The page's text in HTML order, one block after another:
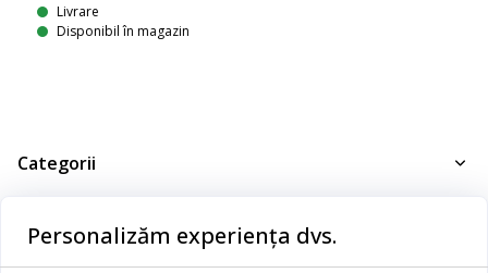
Livrare
Disponibil în magazin
Categorii
Baie
Serviciul clienți
Personalizăm experiența dvs.